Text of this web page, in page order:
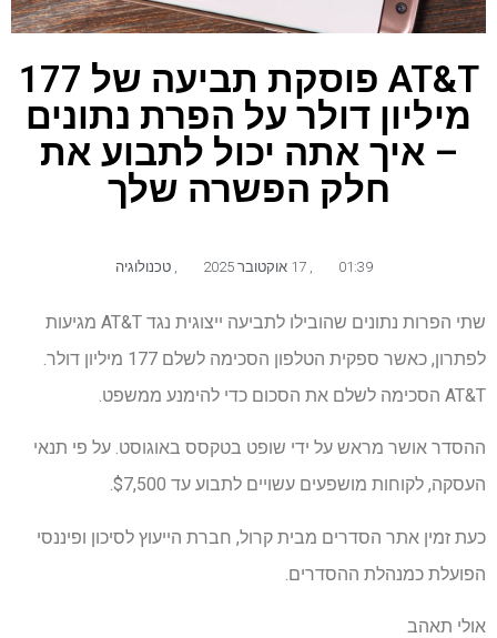
AT&T פוסקת תביעה של 177
מיליון דולר על הפרת נתונים
– איך אתה יכול לתבוע את
חלק הפשרה שלך
01:39 טכנולוגיה
שתי הפרות נתונים שהובילו לתביעה ייצוגית נגד AT&T מגיעות
לפתרון, כאשר ספקית הטלפון הסכימה לשלם 177 מיליון דולר.
AT&T הסכימה לשלם את הסכום כדי להימנע ממשפט.
ההסדר אושר מראש על ידי שופט בטקסס באוגוסט. על פי תנאי
העסקה, לקוחות מושפעים עשויים לתבוע עד $7,500.
כעת זמין אתר הסדרים מבית קרול, חברת הייעוץ לסיכון ופיננסי
הפועלת כמנהלת ההסדרים.
אולי תאהב